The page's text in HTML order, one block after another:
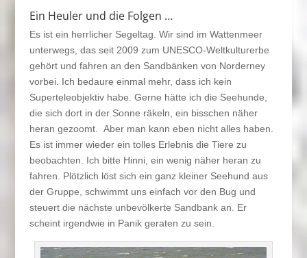
Ein Heuler und die Folgen …
Es ist ein herrlicher Segeltag. Wir sind im Wattenmeer
unterwegs, das seit 2009 zum UNESCO-Weltkulturerbe
gehört und fahren an den Sandbänken von Norderney
vorbei. Ich bedaure einmal mehr, dass ich kein
Superteleobjektiv habe. Gerne hätte ich die Seehunde,
die sich dort in der Sonne räkeln, ein bisschen näher
heran gezoomt. Aber man kann eben nicht alles haben.
Es ist immer wieder ein tolles Erlebnis die Tiere zu
beobachten. Ich bitte Hinni, ein wenig näher heran zu
fahren. Plötzlich löst sich ein ganz kleiner Seehund aus
der Gruppe, schwimmt uns einfach vor den Bug und
steuert die nächste unbevölkerte Sandbank an. Er
scheint irgendwie in Panik geraten zu sein.